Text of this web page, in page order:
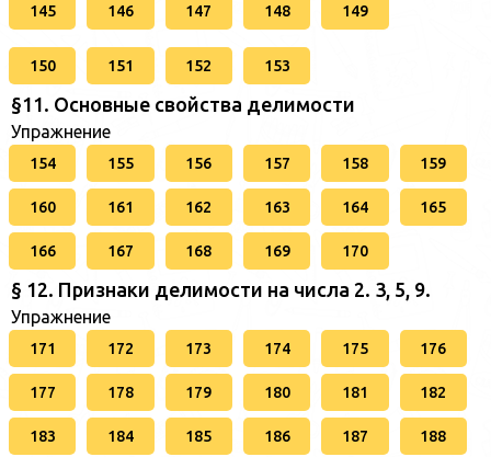
145 146 147 148 149
150 151 152 153
§11. Основные свойства делимости
Упражнение
154 155 156 157 158 159
160 161 162 163 164 165
166 167 168 169 170
§ 12. Признаки делимости на числа 2. 3, 5, 9.
Упражнение
171 172 173 174 175 176
177 178 179 180 181 182
183 184 185 186 187 188